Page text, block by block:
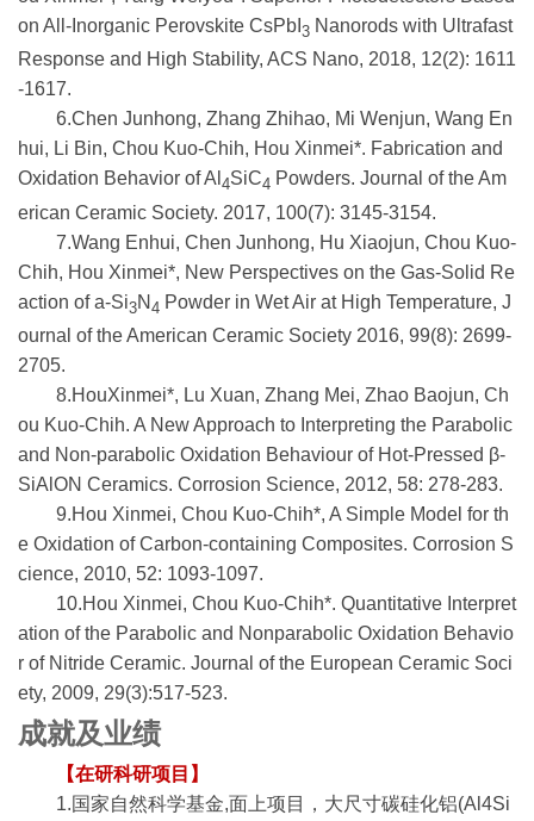
on All-Inorganic Perovskite CsPbI 3 Nanorods with Ultrafast
Response and High Stability, ACS Nano, 2018, 12(2): 1611
-1617.
6.Chen Junhong, Zhang Zhihao, Mi Wenjun, Wang En
hui, Li Bin, Chou Kuo-Chih, Hou Xinmei*. Fabrication and
Oxidation Behavior of Al 4SiC4 Powders. Journal of the Am
erican Ceramic Society. 2017, 100(7): 3145-3154.
7.Wang Enhui, Chen Junhong, Hu Xiaojun, Chou Kuo-
Chih, Hou Xinmei*, New Perspectives on the Gas-Solid Re
action of a-Si3N 4 Powder in Wet Air at High Temperature, J
ournal of the American Ceramic Society 2016, 99(8): 2699-
2705.
8.HouXinmei*, Lu Xuan, Zhang Mei, Zhao Baojun, Ch
ou Kuo-Chih. A New Approach to Interpreting the Parabolic
and Non-parabolic Oxidation Behaviour of Hot-Pressed β-
SiAlON Ceramics. Corrosion Science, 2012, 58: 278-283.
9.Hou Xinmei, Chou Kuo-Chih*, A Simple Model for th
e Oxidation of Carbon-containing Composites. Corrosion S
cience, 2010, 52: 1093-1097.
10.Hou Xinmei, Chou Kuo-Chih*. Quantitative Interpret
ation of the Parabolic and Nonparabolic Oxidation Behavio
r of Nitride Ceramic. Journal of the European Ceramic Soci
ety, 2009, 29(3):517-523.
成就及业绩
【在研科研项目】
1.国家自然科学基金,面上项目，大尺寸碳硅化铝(Al4Si